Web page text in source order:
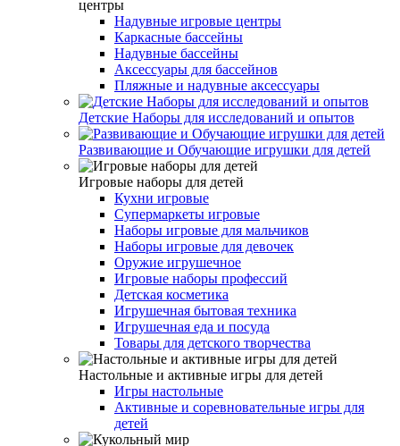
центры
Надувные игровые центры
Каркасные бассейны
Надувные бассейны
Аксессуары для бассейнов
Пляжные и надувные аксессуары
Детские Наборы для исследований и опытов
Развивающие и Обучающие игрушки для детей
Игровые наборы для детей
Кухни игровые
Супермаркеты игровые
Наборы игровые для мальчиков
Наборы игровые для девочек
Оружие игрушечное
Игровые наборы профессий
Детская косметика
Игрушечная бытовая техника
Игрушечная еда и посуда
Товары для детского творчества
Настольные и активные игры для детей
Игры настольные
Активные и соревновательные игры для
детей